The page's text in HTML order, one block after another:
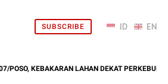
SUBSCRIBE
KEBAKARAN LAHAN DEKAT PERKEBUNAN